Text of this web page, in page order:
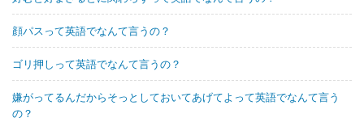
顔パスって英語でなんて言うの？
ゴリ押しって英語でなんて言うの？
嫌がってるんだからそっとしておいてあげてよって英語でなんて言う
の？